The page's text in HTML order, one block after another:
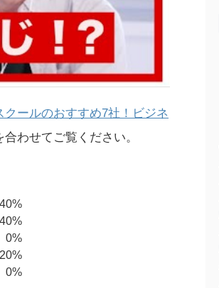
クールのおすすめ7社！ビジネ
合わせてご覧ください。
40%
40%
0%
20%
0%